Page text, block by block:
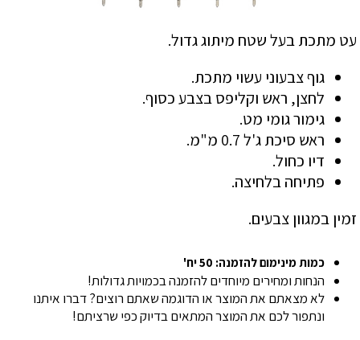
עט מתכת בעל שטח מיתוג גדול.
גוף צבעוני עשוי מתכת.
לחצן, ראש וקליפס בצבע כסוף.
גימור גומי מט.
ראש סיכת ג'ל 0.7 מ"מ.
דיו כחול.
פתיחה בלחיצה.
זמין במגוון צבעים.
כמות מינימום להזמנה: 50 יח'
הנחות ומחירים מיוחדים להזמנה בכמויות גדולות!
לא מצאתם את המוצר או הדוגמה שאתם רוצים? דברו איתנו
ונתפור לכם את המוצר המתאים בדיוק כפי שרציתם!